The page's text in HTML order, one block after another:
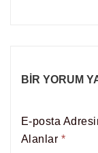
BIR YORUM
E-posta
Alanlar *